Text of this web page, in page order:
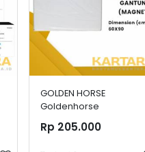
GOLDEN HORSE
Goldenhorse
Gantung MAGNET Uk. 60 x
Rp 205.000